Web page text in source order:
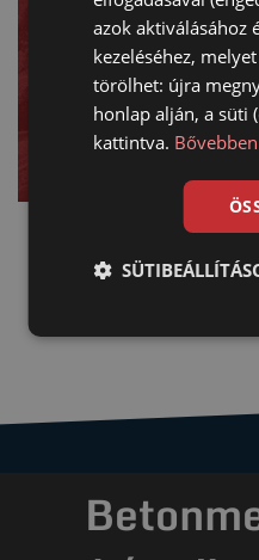
A talajcsavaros
hogy olyan helyeken is
készíteni, ahova a
eljutni...
Bővebben
azok aktiválásához
kezeléséhez,
törölhet: újra
honlap alján, a süti
kattintva. Bővebben